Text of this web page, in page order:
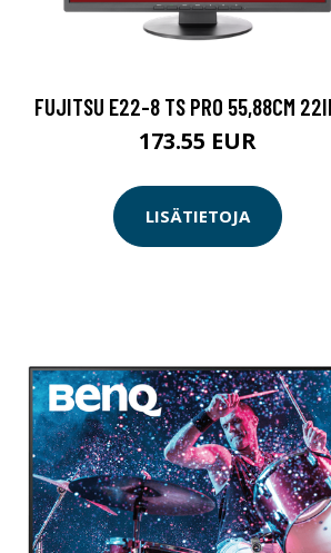
FUJITSU E22-8 TS PRO 55,88CM
173.55 EUR
LISÄTIETOJA